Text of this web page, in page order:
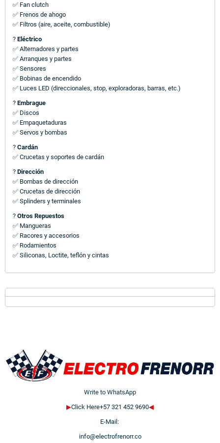
✅ Fan clutch
✅ Frenos de ahogo
✅ Filtros (aire, aceite, combustible)
? Eléctrico
✅ Alternadores y partes
✅ Arranques y partes
✅ Sensores
✅ Bobinas de encendido
✅ Luces LED (direccionales, stop, exploradoras, barras, etc.)
? Embrague
✅ Discos
✅ Empaquetaduras
✅ Servos y bombas
? Cardán
✅ Crucetas y soportes de cardán
? Dirección
✅ Bombas de dirección
✅ Crucetas de dirección
✅ Splinders y terminales
? Otros Repuestos
✅ Mangueras
✅ Racores y accesorios
✅ Rodamientos
✅ Siliconas, Loctite, teflón y cintas
Write to WhatsApp
▶Click Here+57 321 452 9690◀
E-Mail:
info@electrofrenorr.co